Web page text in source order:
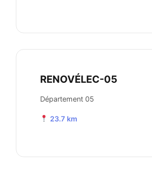
RENOVÉLEC-05
Département 05
23.7 km